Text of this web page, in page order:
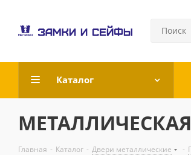
Каталог
Главная - Каталог - Двери металлические -